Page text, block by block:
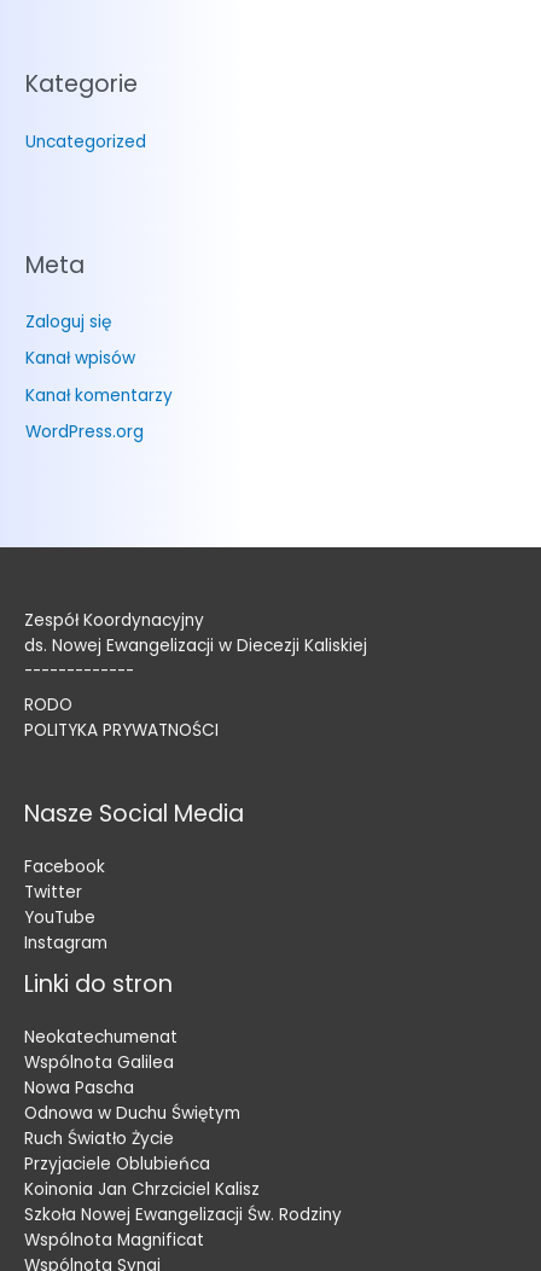
Kategorie
Uncategorized
Meta
Zaloguj się
Kanał wpisów
Kanał komentarzy
WordPress.org
Zespół Koordynacyjny
ds. Nowej Ewangelizacji w Diecezji Kaliskiej
-------------
RODO
POLITYKA PRYWATNOŚCI
Nasze Social Media
Facebook
Twitter
YouTube
Instagram
Linki do stron
Neokatechumenat
Wspólnota Galilea
Nowa Pascha
Odnowa w Duchu Świętym
Ruch Światło Życie
Przyjaciele Oblubieńca
Koinonia Jan Chrzciciel Kalisz
Szkoła Nowej Ewangelizacji Św. Rodziny
Wspólnota Magnificat
Wspólnota Synaj